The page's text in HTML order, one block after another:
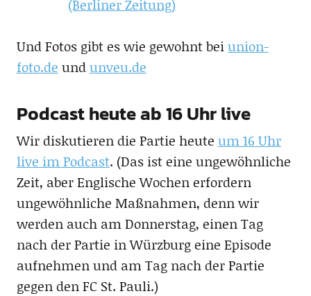
(Berliner Zeitung)
Und Fotos gibt es wie gewohnt beiunion-
foto.de undunveu.de
Podcast heute ab 16 Uhr live
Wir diskutieren die Partie heute um 16 Uhr
live im Podcast. (Das ist eine ungewöhnliche
Zeit, aber Englische Wochen erfordern
ungewöhnliche Maßnahmen, denn wir
werden auch am Donnerstag, einen Tag
nach der Partie in Würzburg eine Episode
aufnehmen und am Tag nach der Partie
gegen den FC St. Pauli.)